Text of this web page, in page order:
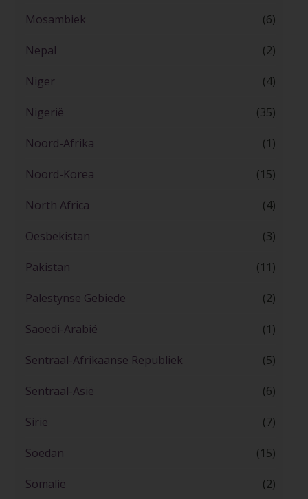
Mosambiek (6)
Nepal (2)
Niger (4)
Nigerië (35)
Noord-Afrika (1)
Noord-Korea (15)
North Africa (4)
Oesbekistan (3)
Pakistan (11)
Palestynse Gebiede (2)
Saoedi-Arabië (1)
Sentraal-Afrikaanse Republiek (5)
Sentraal-Asië (6)
Sirië (7)
Soedan (15)
Somalië (2)